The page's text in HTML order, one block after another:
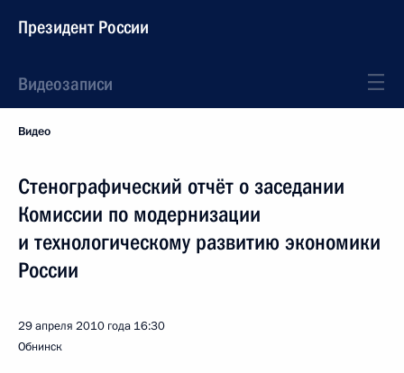
Президент России
Видеозаписи
Видео
Стенографический отчёт о заседании
Комиссии по модернизации
и технологическому развитию экономики
России
29 апреля 2010 года 16:30
Обнинск